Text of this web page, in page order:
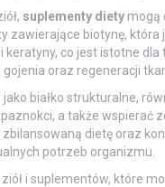
suplementy dietymogą
zawierające biotynę,
keratyny, co jest istotne dla
gojenia oraz regeneracji
jako białko strukturalne,
a także wspierać
dietę oraz
potrzeb organizmu.
i suplementów, które